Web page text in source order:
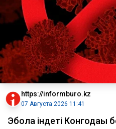
https://informburo.kz
07 Августа 2026 11:41
Эбола індеті